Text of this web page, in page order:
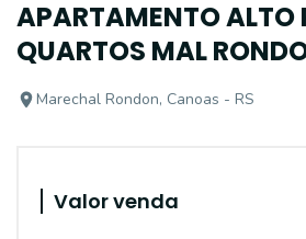
APARTAMENTO ALTO
QUARTOS MAL
Marechal Rondon, Canoas - RS
Valor venda